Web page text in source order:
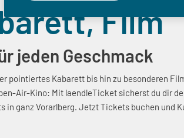
Film
jeden Geschmack
pointiertes Kabarett bis hin zu besonderen
Air-Kino: Mit laendleTicket sicherst du dir
in ganz Vorarlberg. Jetzt Tickets buchen und